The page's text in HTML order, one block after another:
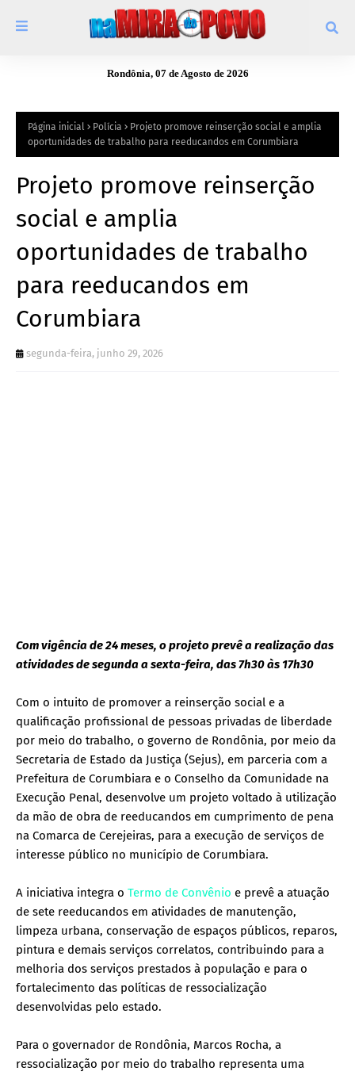
Rondônia, 07 de Agosto de 2026
Página inicial Polícia
Projeto promove reinserção social e amplia
oportunidades de trabalho para reeducandos em Corumbiara
Projeto promove reinserção
social e amplia
oportunidades de trabalho
para reeducandos em
Corumbiara
segunda-feira, junho 29, 2026
Com vigência de 24 meses, o projeto prevê a realização das
atividades de segunda a sexta-feira, das 7h30 às 17h30
Com o intuito de promover a reinserção social e a
qualificação profissional de pessoas privadas de liberdade
por meio do trabalho, o governo de Rondônia, por meio da
Secretaria de Estado da Justiça (Sejus), em parceria com a
Prefeitura de Corumbiara e o Conselho da Comunidade na
Execução Penal, desenvolve um projeto voltado à utilização
da mão de obra de reeducandos em cumprimento de pena
na Comarca de Cerejeiras, para a execução de serviços de
interesse público no município de Corumbiara.
A iniciativa integra o Termo de Convênio e prevê a atuação
de sete reeducandos em atividades de manutenção,
limpeza urbana, conservação de espaços públicos, reparos,
pintura e demais serviços correlatos, contribuindo para a
melhoria dos serviços prestados à população e para o
fortalecimento das políticas de ressocialização
desenvolvidas pelo estado.
Para o governador de Rondônia, Marcos Rocha, a
ressocialização por meio do trabalho representa uma